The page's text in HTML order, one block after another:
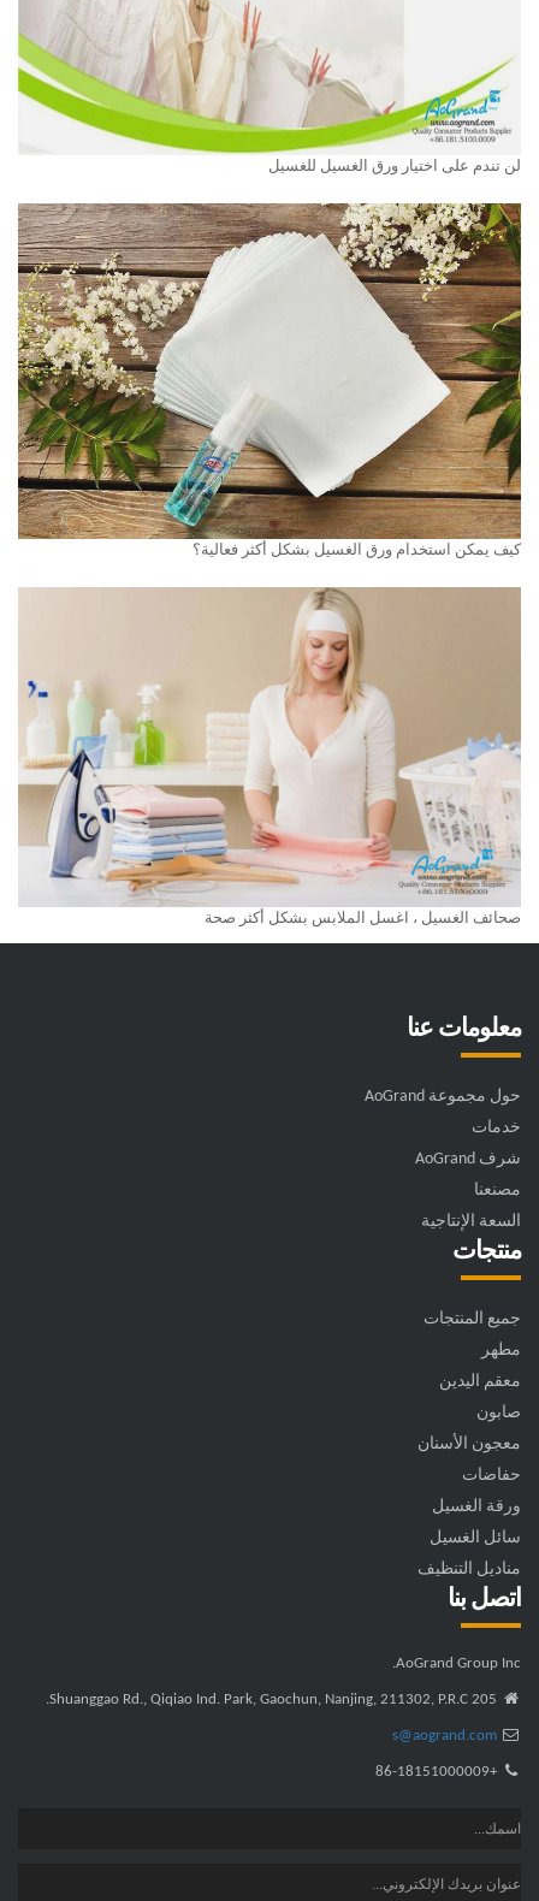
لن تندم على اختيار ورق الغسيل للغسيل
كيف يمكن استخدام ورق الغسيل بشكل أكثر فعالية؟
صحائف الغسيل ، اغسل الملابس بشكل أكثر صحة
معلومات عنا
حول مجموعة AoGrand
خدمات
شرف AoGrand
مصنعنا
السعة الإنتاجية
منتجات
جميع المنتجات
مطهر
معقم اليدين
صابون
معجون الأسنان
حفاضات
ورقة الغسيل
سائل الغسيل
مناديل التنظيف
اتصل بنا
AoGrand Group Inc.
+86-18151000009